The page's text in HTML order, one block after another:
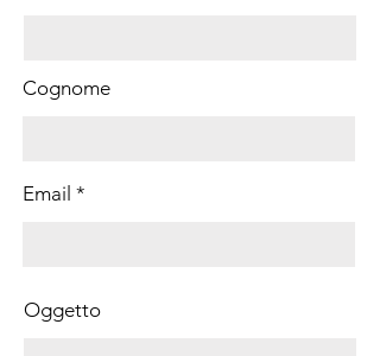
Cognome
Email
Oggetto